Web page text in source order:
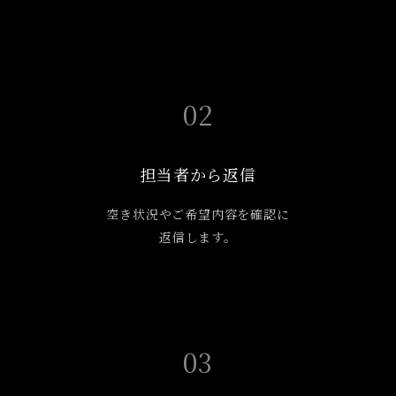
02
担当者から返信
空き状況やご希望内容を確認に
返信します。
03